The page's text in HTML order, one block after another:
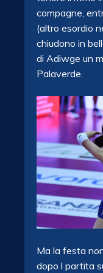
compagne,
(altro esordio
chiudono in
di Adiwge un
Palaverde.
Ma la festa
dopo l partita